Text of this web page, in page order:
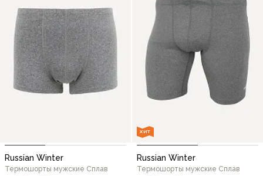
Russian Winter
Термошорты мужские Сплав
ХИТ
Russian Winter
Термошорты мужские Сплав